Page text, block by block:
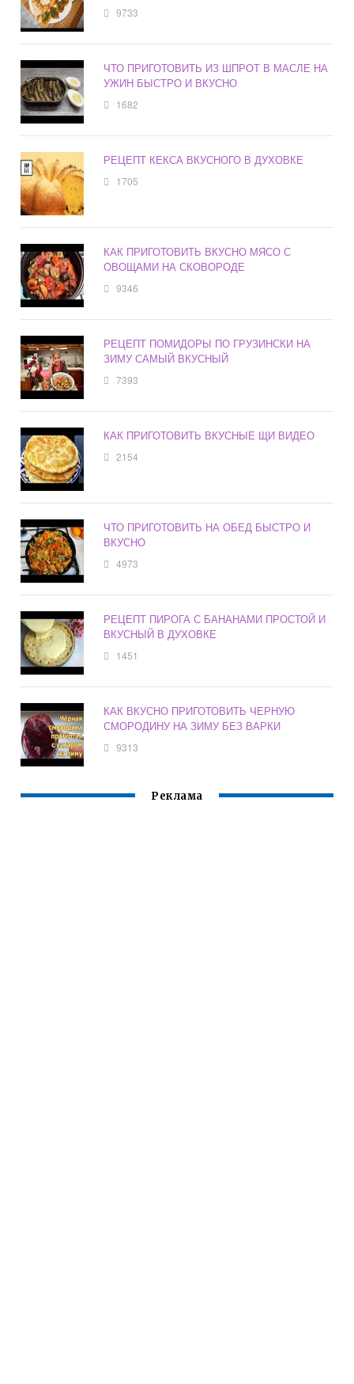
9733
ЧТО ПРИГОТОВИТЬ ИЗ ШПРОТ В МАСЛЕ НА
УЖИН БЫСТРО И ВКУСНО
1682
РЕЦЕПТ КЕКСА ВКУСНОГО В ДУХОВКЕ
1705
КАК ПРИГОТОВИТЬ ВКУСНО МЯСО С
ОВОЩАМИ НА СКОВОРОДЕ
9346
РЕЦЕПТ ПОМИДОРЫ ПО ГРУЗИНСКИ НА
ЗИМУ САМЫЙ ВКУСНЫЙ
7393
КАК ПРИГОТОВИТЬ ВКУСНЫЕ ЩИ ВИДЕО
2154
ЧТО ПРИГОТОВИТЬ НА ОБЕД БЫСТРО И
ВКУСНО
4973
РЕЦЕПТ ПИРОГА С БАНАНАМИ ПРОСТОЙ И
ВКУСНЫЙ В ДУХОВКЕ
1451
КАК ВКУСНО ПРИГОТОВИТЬ ЧЕРНУЮ
СМОРОДИНУ НА ЗИМУ БЕЗ ВАРКИ
9313
Реклама